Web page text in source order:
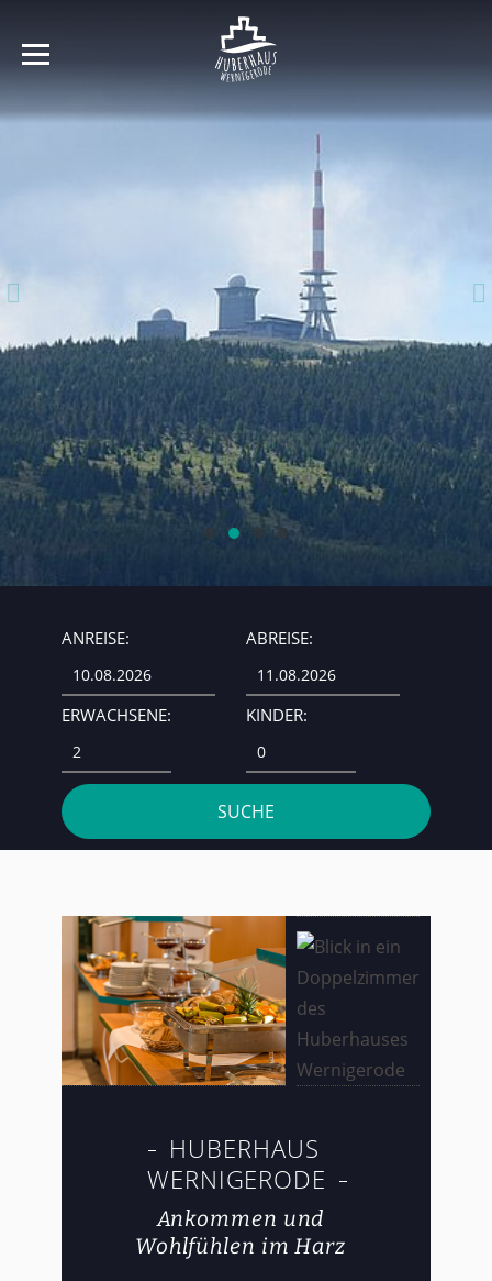
WILLKOMMEN IN WERNIGERODE
Geniessen sie die Atmosphäre und das Flair der
„bunten Stadt im Harz“.
ANREISE: ABREISE:
ERWACHSENE: KINDER:
HUBERHAUS
WERNIGERODE
Ankommen und
Wohlfühlen im Harz